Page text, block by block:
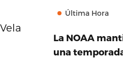
Última Hora
La NOAA
una